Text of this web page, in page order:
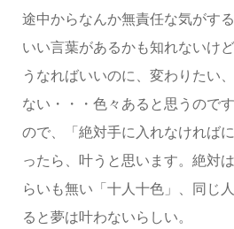
途中からなんか無責任な気がす
いい言葉があるかも知れないけ
うなればいいのに、変わりたい
ない・・・色々あると思うので
ので、「絶対手に入れなければ
ったら、叶うと思います。絶対
らいも無い「十人十色」、同じ
ると夢は叶わないらしい。